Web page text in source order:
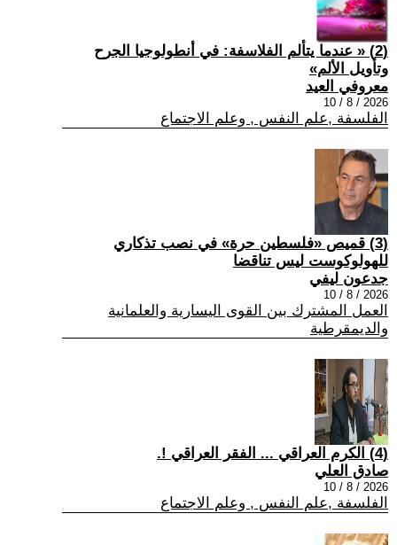
(2) « عندما يتألم الفلاسفة: في أنطولوجيا الجرح
وتأويل الألم»
معروفي العيد
2026 / 8 / 10
الفلسفة ,علم النفس , وعلم الاجتماع
(3) قميص «فلسطين حرة» في نصب تذكاري
للهولوكوست ليس تناقضا
جدعون ليفي
2026 / 8 / 10
العمل المشترك بين القوى اليسارية والعلمانية
والديمقرطية
(4) الكرم العراقي ... الفقر العراقي !.
صادق العلي
2026 / 8 / 10
الفلسفة ,علم النفس , وعلم الاجتماع